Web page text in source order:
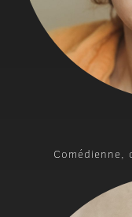
Comédienne,